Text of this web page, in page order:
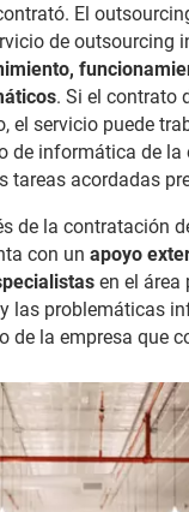
El
de outsourcing
. Si el contrato
el servicio puede
de informática de la
tareas acordadas
de la contratación
con un apoyo
en el área
las problemáticas
de la empresa que